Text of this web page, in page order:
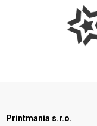
Printmania s.r.o.